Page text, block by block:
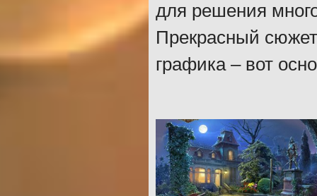
для решения
Прекрасный
графика – вот